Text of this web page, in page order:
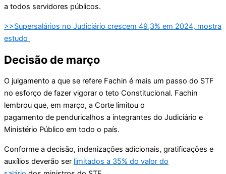
a todos servidores públicos.
>>Supersalários no Judiciário crescem 49,3% em 2024, mostra
estudo
Decisão de março
O julgamento a que se refere Fachin é mais um passo do STF
no esforço de fazer vigorar o teto Constitucional. Fachin
lembrou que, em março, a Corte limitou o
pagamento de penduricalhos a integrantes do Judiciário e
Ministério Público em todo o país.
Conforme a decisão, indenizações adicionais, gratificações e
auxílios deverão ser limitados a 35% do valor do